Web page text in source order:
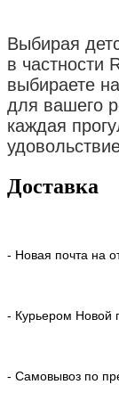
Выбирая
в частности
выбираете
для вашего
каждая
Доставка
- Новая почта на
- Курьером Новой
- Самовывоз по